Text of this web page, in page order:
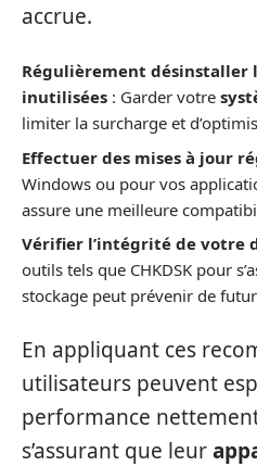
accrue.
Régulièrement désinstaller
inutilisées : Garder votre
limiter la surcharge et
Effectuer des mises à jour
Windows ou pour vos
assure une meilleure
Vérifier l’intégrité de votre
outils tels que CHKDSK pour
stockage peut prévenir de
En appliquant ces
utilisateurs peuvent
performance
s’assurant que leur